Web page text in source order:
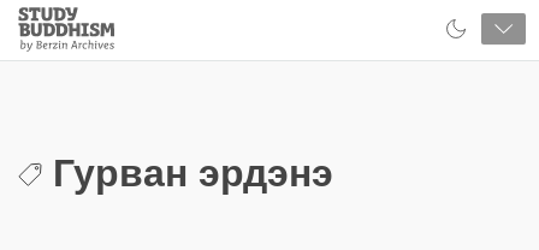
Close
Study
Buddhism
Гурван эрдэнэ